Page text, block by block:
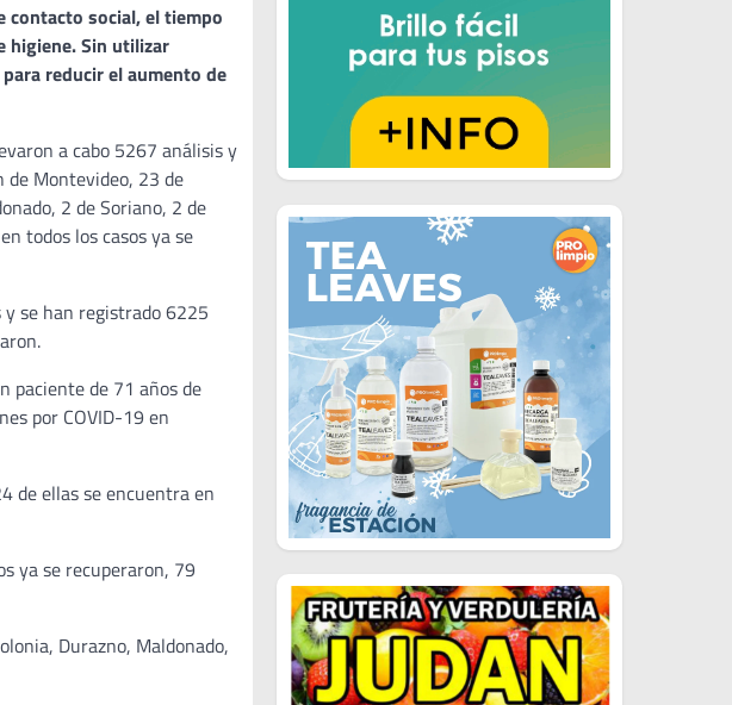
contacto social, el tiempo
higiene. Sin utilizar
reducir el aumento de
a cabo 5267 análisis y
de Montevideo, 23 de
2 de Soriano, 2 de
todos los casos ya se
se han registrado 6225
paciente de 71 años de
por COVID-19 en
de ellas se encuentra en
ya se recuperaron, 79
Durazno, Maldonado,